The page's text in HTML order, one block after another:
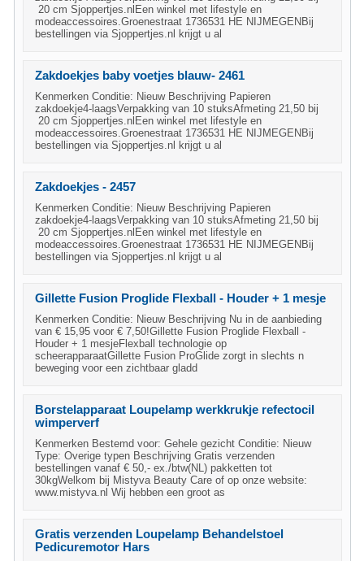
20 cm Sjoppertjes.nlEen winkel met lifestyle en
modeaccessoires.Groenestraat 1736531 HE NIJMEGENBij
bestellingen via Sjoppertjes.nl krijgt u al
Zakdoekjes baby voetjes blauw- 2461
Kenmerken Conditie: Nieuw Beschrijving Papieren
zakdoekje4-laagsVerpakking van 10 stuksAfmeting 21,50 bij
20 cm Sjoppertjes.nlEen winkel met lifestyle en
modeaccessoires.Groenestraat 1736531 HE NIJMEGENBij
bestellingen via Sjoppertjes.nl krijgt u al
Zakdoekjes - 2457
Kenmerken Conditie: Nieuw Beschrijving Papieren
zakdoekje4-laagsVerpakking van 10 stuksAfmeting 21,50 bij
20 cm Sjoppertjes.nlEen winkel met lifestyle en
modeaccessoires.Groenestraat 1736531 HE NIJMEGENBij
bestellingen via Sjoppertjes.nl krijgt u al
Gillette Fusion Proglide Flexball - Houder + 1 mesje
Kenmerken Conditie: Nieuw Beschrijving Nu in de aanbieding
van € 15,95 voor € 7,50!Gillette Fusion Proglide Flexball -
Houder + 1 mesjeFlexball technologie op
scheerapparaatGillette Fusion ProGlide zorgt in slechts n
beweging voor een zichtbaar gladd
Borstelapparaat Loupelamp werkkrukje refectocil
wimperverf
Kenmerken Bestemd voor: Gehele gezicht Conditie: Nieuw
Type: Overige typen Beschrijving Gratis verzenden
bestellingen vanaf € 50,- ex./btw(NL) pakketten tot
30kgWelkom bij Mistyva Beauty Care of op onze website:
www.mistyva.nl Wij hebben een groot as
Gratis verzenden Loupelamp Behandelstoel
Pedicuremotor Hars